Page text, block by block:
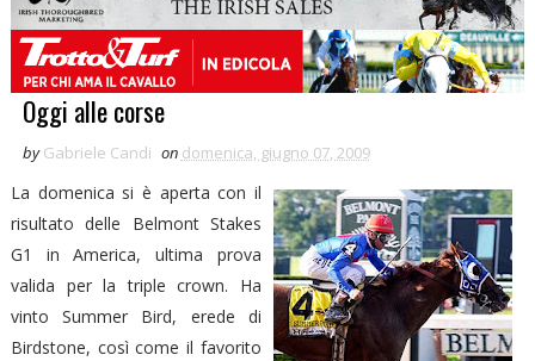
Oggi alle corse
by Gabriele Candi on domenica, giugno 07, 2009
La domenica si è aperta con il
risultato delle Belmont Stakes
G1 in America, ultima prova
valida per la triple crown. Ha
vinto Summer Bird, erede di
Birdstone, così come il favorito